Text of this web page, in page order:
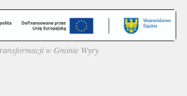
w Gminie Wyry